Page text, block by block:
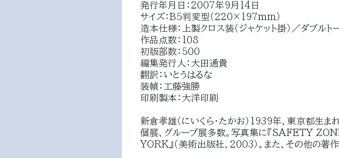
発行年月日：2007年9月14日
サイズ：B5判変型（220×197mm）
造本仕様：上製クロス装（ジャケット掛）／ダブルト
作品点数：108
初版部数：500
編集発行人：大田通貴
翻訳：いとうはるな
装幀：工藤強勝
印刷製本：大洋印刷
新倉孝雄（にいくら・たかお）1939年、東京都生まれ
個展、グループ展多数。写真集に『SAFETY ZONE
YORK』（美術出版社、2003）。また、その他の著